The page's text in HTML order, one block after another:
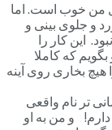
من خوب است. اما
و جلوی بینی و
این کار را
که کاملا
بخاری روی آینه
تر نام واقعی
و من به او